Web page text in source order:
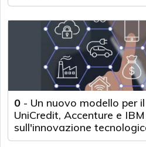
0 - Un nuovo modello per
UniCredit, Accenture e
sull'innovazione